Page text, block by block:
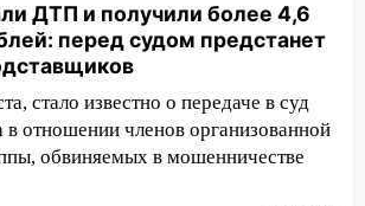
хотел купить иномарку
760 тысяч рублей
районе
«Лада» и Chevrolet:
летний подросток
бензин в Ульяновске 7
ДТП и получили более 4,6
перед судом предстанет
стало известно о передаче в суд
в отношении членов организованной
обвиняемых в мошенничестве